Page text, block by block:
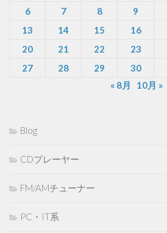
6
7 8 9
13
14 15 16
20
21 22 23
27
28 29
30
« 8月
10月 »
Blog
CDプレーヤー
FM/AMチューナー
PC・IT系